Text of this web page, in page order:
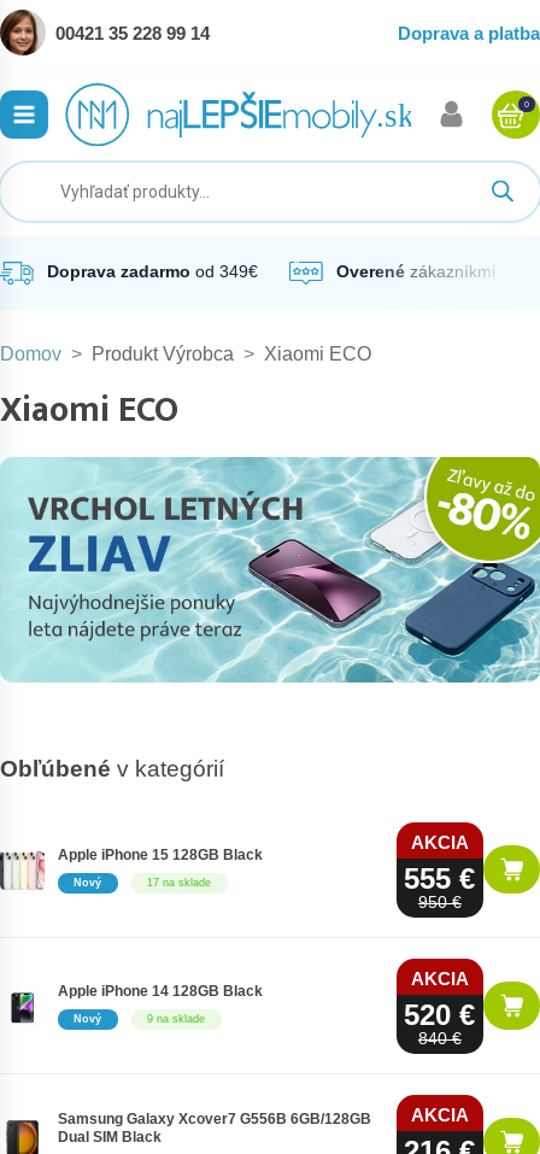
00421 35 228 99 14 Doprava a platba
0
Doprava zadarmo od 349€ Overené zákazníkmi
Domov > Produkt Výrobca > Xiaomi ECO
Xiaomi ECO
Obľúbené v kategórií
Nový 17 na sklade
Apple iPhone 15 128GB Black
AKCIA
555 €
950 €
Nový 9 na sklade
Apple iPhone 14 128GB Black
AKCIA
520 €
840 €
Samsung Galaxy Xcover7 G556B 6GB/128GB
Dual SIM Black
AKCIA